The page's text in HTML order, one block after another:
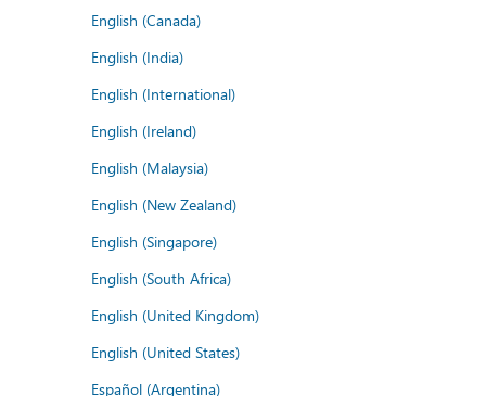
English (Canada)
English (India)
English (International)
English (Ireland)
English (Malaysia)
English (New Zealand)
English (Singapore)
English (South Africa)
English (United Kingdom)
English (United States)
Español (Argentina)